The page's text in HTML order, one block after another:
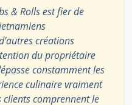
& Rolls est fier de
créations
du propriétaire
constamment les
culinaire vraiment
clients comprennent le